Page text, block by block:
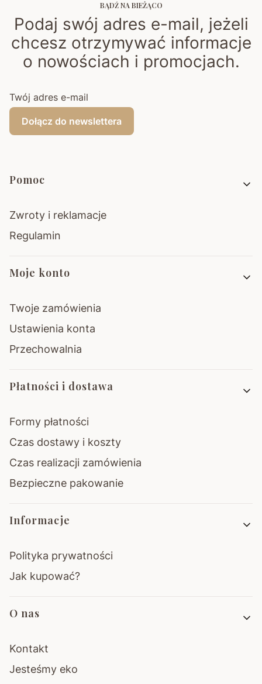
BĄDŹ NA BIEŻĄCO
Podaj swój adres e-mail, jeżeli
chcesz otrzymywać informacje
o nowościach i promocjach.
Twój adres e-mail
Dołącz do newslettera
Linki w stopce
Pomoc
Zwroty i reklamacje
Regulamin
Moje konto
Twoje zamówienia
Ustawienia konta
Przechowalnia
Płatności i dostawa
Formy płatności
Czas dostawy i koszty
Czas realizacji zamówienia
Bezpieczne pakowanie
Informacje
Polityka prywatności
Jak kupować?
O nas
Kontakt
Jesteśmy eko